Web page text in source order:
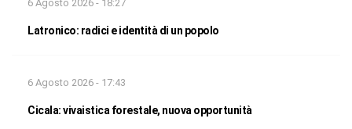
6 Agosto 2026 - 18:27
Latronico: radici e identità di un popolo
6 Agosto 2026 - 17:43
Cicala: vivaistica forestale, nuova opportunità